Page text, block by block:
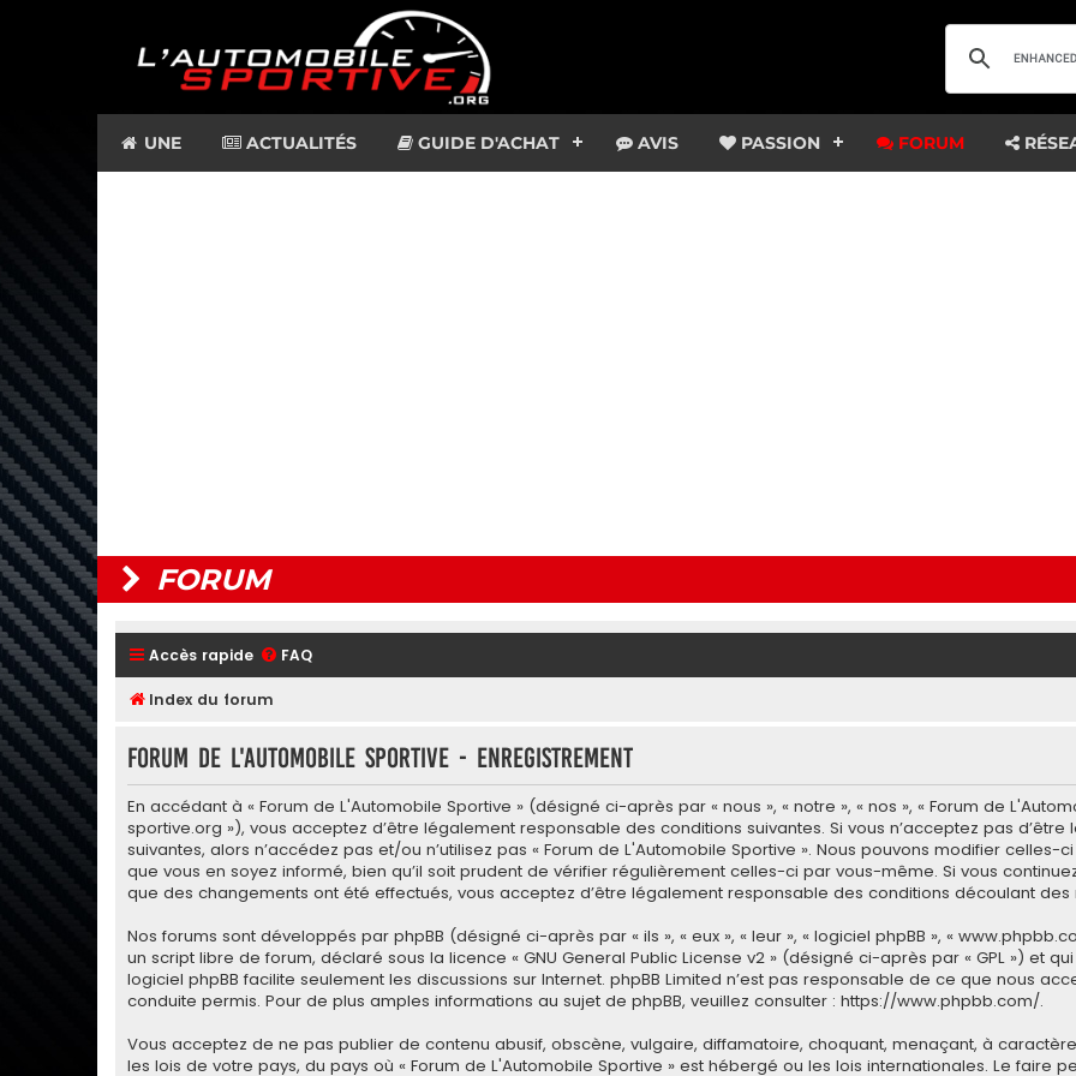
UNE ACTUALITÉS GUIDE D'ACHAT AVIS PASSION FORUM
FORUM
Accès rapide FAQ
Index du forum
Forum de L'Automobile Sportive - Enregistrement
En accédant à « Forum de L'Automobile Sportive » (désigné ci-après par « nous », « notre », « nos », « Forum de
sportive.org »), vous acceptez d’être légalement responsable des conditions suivantes. Si vous n’acceptez pas
suivantes, alors n’accédez pas et/ou n’utilisez pas « Forum de L'Automobile Sportive ». Nous pouvons modifier
que vous en soyez informé, bien qu’il soit prudent de vérifier régulièrement celles-ci par vous-même. Si vous
que des changements ont été effectués, vous acceptez d’être légalement responsable des conditions découlant
Nos forums sont développés par phpBB (désigné ci-après par « ils », « eux », « leur », « logiciel phpBB », «
un script libre de forum, déclaré sous la licence « GNU General Public License v2 » (désigné ci-après par « GPL ») et
logiciel phpBB facilite seulement les discussions sur Internet. phpBB Limited n’est pas responsable de ce que nous
conduite permis. Pour de plus amples informations au sujet de phpBB, veuillez consulter : https://www.phpbb.com/.
Vous acceptez de ne pas publier de contenu abusif, obscène, vulgaire, diffamatoire, choquant, menaçant, à
les lois de votre pays, du pays où « Forum de L'Automobile Sportive » est hébergé ou les lois internationales. Le faire